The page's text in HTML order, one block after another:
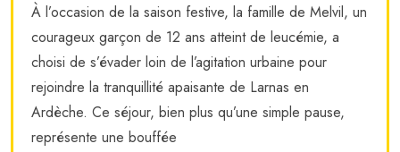
À l’occasion de la saison festive, la famille de Melvil, un
courageux garçon de 12 ans atteint de leucémie, a
choisi de s’évader loin de l’agitation urbaine pour
rejoindre la tranquillité apaisante de Larnas en
Ardèche. Ce séjour, bien plus qu’une simple pause,
représente une bouffée